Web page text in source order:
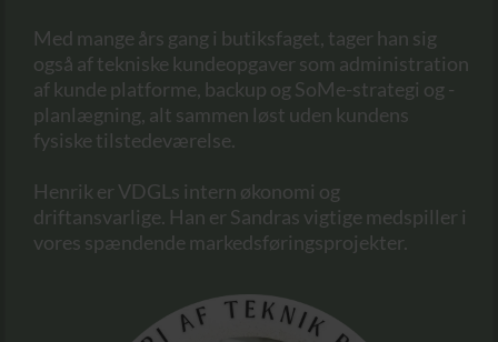
Med mange års gang i butiksfaget, tager han sig
også af tekniske kundeopgaver som administration
af kunde platforme, backup og SoMe-strategi og -
planlægning, alt sammen løst uden kundens
fysiske tilstedeværelse.
Henrik er VDGLs intern økonomi og
driftansvarlige. Han er Sandras vigtige medspiller i
vores spændende markedsføringsprojekter.